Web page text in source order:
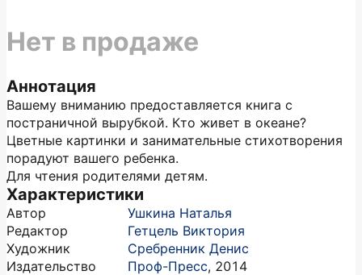
Аннотация
Вашему вниманию предоставляется книга с
постраничной вырубкой. Кто живет в океане?
Цветные картинки и занимательные стихотворения
порадуют вашего ребенка.
Для чтения родителями детям.
Характеристики
Автор
Ушкина Наталья
Редактор
Гетцель Виктория
Художник
Сребренник Денис
Издательство
Проф-Пресс, 2014
Нет в продаже